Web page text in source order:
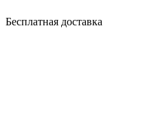
Бесплатная доставка